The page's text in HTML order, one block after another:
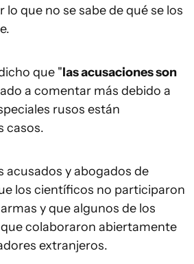
que no se sabe de qué se los
que "las acusaciones son
a comentar más debido a
rusos están
casos.
acusados y abogados de
los científicos no participaron
y que algunos de los
colaboraron abiertamente
extranjeros.